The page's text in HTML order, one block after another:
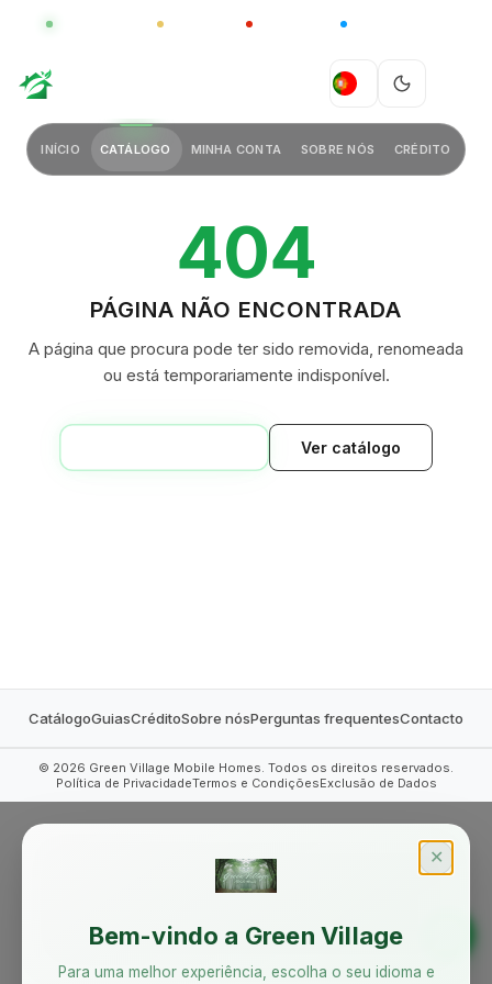
CHINA
PT
INÍCIO CATÁLOGO MINHA CONTA SOBRE NÓS CRÉDITO
404
PÁGINA NÃO ENCONTRADA
A página que procura pode ter sido removida, renomeada
ou está temporariamente indisponível.
Ver catálogo
CatálogoGuiasCréditoSobre nósPerguntas frequentesContacto
© 2026 Green Village Mobile Homes. Todos os direitos reservados.
Política de PrivacidadeTermos e CondiçõesExclusão de Dados
✕
Bem-vindo a Green Village
Para uma melhor experiência, escolha o seu idioma e